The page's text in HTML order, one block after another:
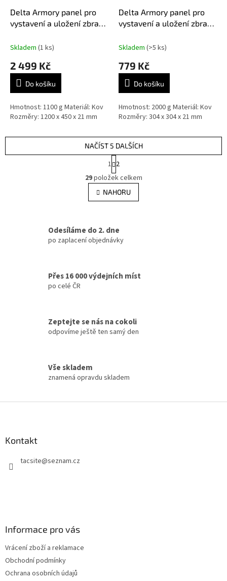
Delta Armory panel pro
vystavení a uložení zbraní
Skladem (1 ks)
2 499 Kč
Do košíku
Hmotnost: 1100 g Materiál: Kov
Rozměry: 1200 x 450 x 21 mm
Delta Armory panel pro
vystavení a uložení zbraní
Skladem (>5 ks)
779 Kč
Do košíku
Hmotnost: 2000 g Materiál: Kov
Rozměry: 304 x 304 x 21 mm
O
v
l
á
c
í
k
p
i
s
NAČÍST 5 DALŠÍCH
S
t
r
á
n
k
á
n
í
1 2
29položek celkem
NAHORU
Odesíláme do 2. dne
po zaplacení objednávky
Přes 16 000 výdejních míst
po celé ČR
Zeptejte se nás na cokoli
odpovíme ještě ten samý den
Vše skladem
znamená opravdu skladem
Kontakt
tacsite@seznam.cz
Informace pro vás
Vrácení zboží a reklamace
Obchodní podmínky
Ochrana osobních údajů